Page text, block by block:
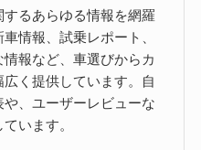
るあらゆる情報を網羅
情報、試乗レポート、
報など、車選びからカ
く提供しています。自
、ユーザーレビューな
います。